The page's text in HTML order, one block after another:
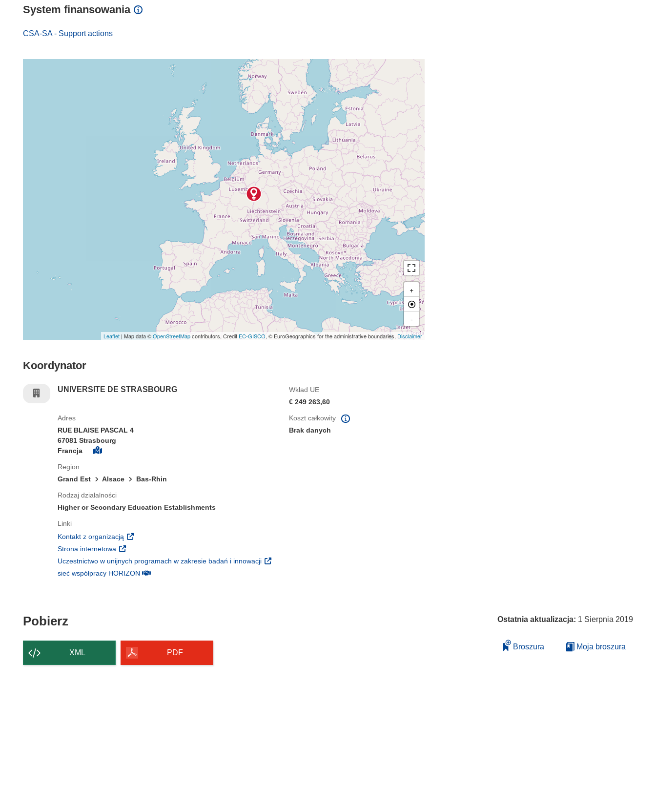
System finansowania
CSA-SA - Support actions
+
-
Leaflet | Map data ©OpenStreetMapcontributors, Credit EC-GISCO, © EuroGeographics for the administrative boundaries, Disclaimer
Koordynator
UNIVERSITE DE STRASBOURG
Wkład UE
€ 249 263,60
Adres
RUE BLAISE PASCAL 4
67081 Strasbourg
Francja
Region
Grand Est
Alsace Bas-Rhin
Rodzaj działalności
Higher or Secondary Education Establishments
Linki
Kontakt z organizacją (odnośnik otworzy się w nowym oknie)
Strona internetowa (odnośnik otworzy się w nowym oknie)
Uczestnictwo w unijnych programach w zakresie badań i innowacji (odnośnik otworzy się w nowym oknie)
sieć współpracy HORIZON(odnośnik otworzy się w nowym oknie)
Koszt całkowity
Brak danych
Pobierz
XML PDF
Ostatnia aktualizacja: 1 Sierpnia 2019
Broszura Moja broszura